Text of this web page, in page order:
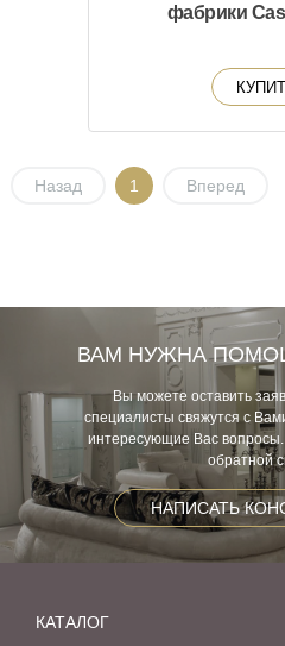
фабрики
Назад 1 Вперед
ВАМ НУЖНА
Вы можете оставить
специалисты свяжутся с
интересующие Вас
обратной
НАПИСАТЬ
КАТАЛОГ